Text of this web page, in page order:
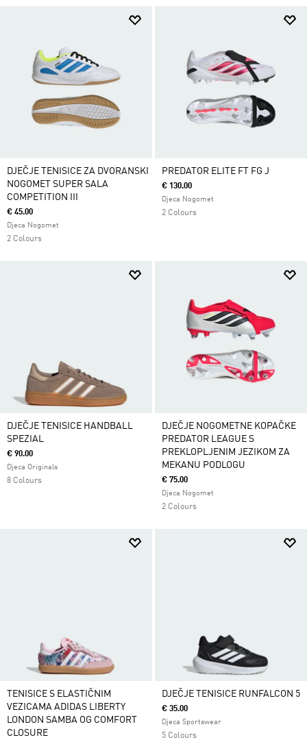
DJEČJE TENISICE ZA DVORANSKI
NOGOMET SUPER SALA
COMPETITION III
€ 45.00
Djeca Nogomet
2 Colours
PREDATOR ELITE FT FG J
€ 130.00
Djeca Nogomet
2 Colours
DJEČJE TENISICE HANDBALL
SPEZIAL
€ 90.00
Djeca Originals
8 Colours
DJEČJE NOGOMETNE KOPAČKE
PREDATOR LEAGUE S
PREKLOPLJENIM JEZIKOM ZA
MEKANU PODLOGU
€ 75.00
Djeca Nogomet
2 Colours
TENISICE S ELASTIČNIM
VEZICAMA ADIDAS LIBERTY
LONDON SAMBA OG COMFORT
CLOSURE
DJEČJE TENISICE RUNFALCON 5
€ 35.00
Djeca Sportswear
5 Colours